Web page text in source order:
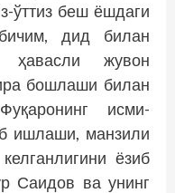
ўттиз беш ёшдаги
дид билан
ҳавасли жувон
бош­лаши билан
исми-
ишлаши, манзили
ёзиб
Саидов ва унинг